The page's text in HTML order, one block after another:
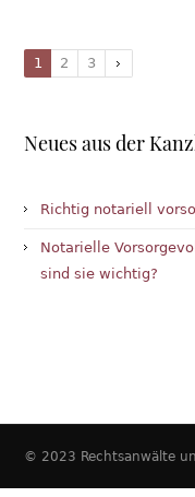
1 2 3
Neues aus der
Richtig notariell
Notarielle
sind sie wichtig?
© 2023 Rechtsanwälte